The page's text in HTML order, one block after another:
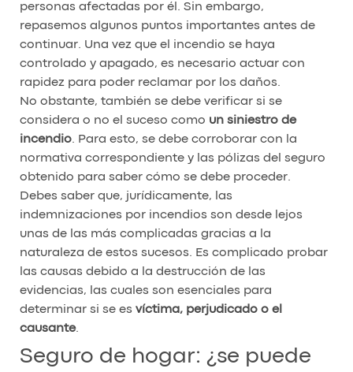
personas afectadas por él. Sin embargo,
repasemos algunos puntos importantes antes de
continuar. Una vez que el incendio se haya
controlado y apagado, es necesario actuar con
rapidez para poder reclamar por los daños.
No obstante, también se debe verificar si se
considera o no el suceso como un siniestro de
incendio . Para esto, se debe corroborar con la
normativa correspondiente y las pólizas del seguro
obtenido para saber cómo se debe proceder.
Debes saber que, jurídicamente, las
indemnizaciones por incendios son desde lejos
unas de las más complicadas gracias a la
naturaleza de estos sucesos. Es complicado probar
las causas debido a la destrucción de las
evidencias, las cuales son esenciales para
determinar si se es víctima, perjudicado o el
causante.
Seguro de hogar: ¿se puede